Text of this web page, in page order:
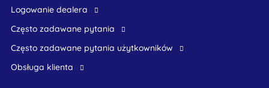
logowanie dealera
Często zadawane pytania
często zadawane pytania użytkowników
obsługa klienta